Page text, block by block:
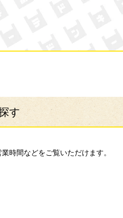
キホーテ
す
時間などをご覧いただけます。